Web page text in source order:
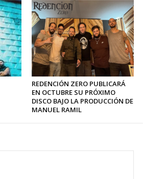
REDENCIÓN ZERO PUBLICARÁ
EN OCTUBRE SU PRÓXIMO
DISCO BAJO LA PRODUCCIÓN DE
MANUEL RAMIL